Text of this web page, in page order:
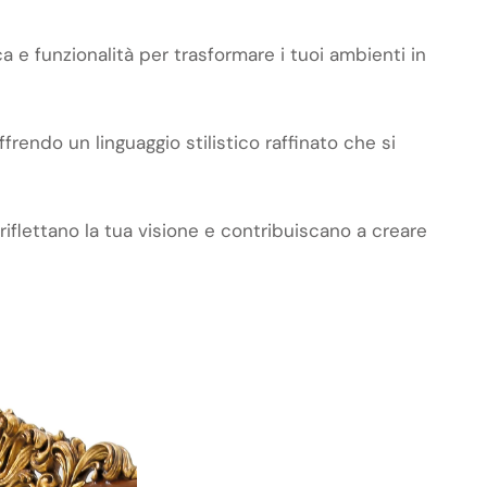
e funzionalità per trasformare i tuoi ambienti in
un linguaggio stilistico raffinato che si
la tua visione e contribuiscano a creare